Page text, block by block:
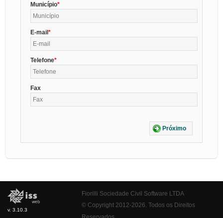
Município
E-mail
Telefone
Fax
Próximo
v. 3.10.3
Fiorilli Sociedade Civil Software LTDA
© Copyright 2012-2026. Todos os Direitos